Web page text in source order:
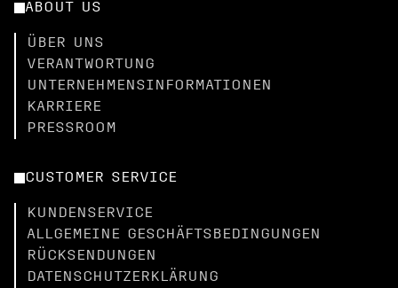
ABOUT US
ÜBER UNS
VERANTWORTUNG
UNTERNEHMENSINFORMATIONEN
KARRIERE
PRESSROOM
CUSTOMER SERVICE
KUNDENSERVICE
ALLGEMEINE GESCHÄFTSBEDINGUNGEN
RÜCKSENDUNGEN
DATENSCHUTZERKLÄRUNG